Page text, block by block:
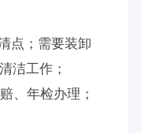
点；需要装卸
洁工作；
、年检办理；